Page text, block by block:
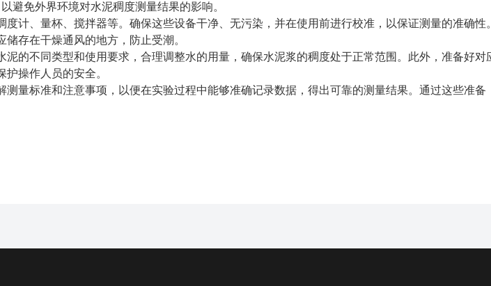
避免外界环境对水泥稠度测量结果的影响。
度计、量杯、搅拌器等。确保这些设备干净、无污染，并在使用前进行校准，以保证测量的准确性
存在干燥通风的地方，防止受潮。
泥的不同类型和使用要求，合理调整水的用量，确保水泥浆的稠度处于正常范围。此外，准备好对
操作人员的安全。
测量标准和注意事项，以便在实验过程中能够准确记录数据，得出可靠的测量结果。通过这些准备